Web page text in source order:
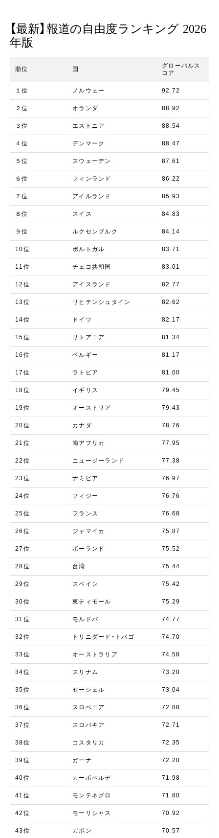
【最新】報道の自由度ランキング 2026
年版
順位 国
グローバルス
コア
１位 ノルウェー 92.72
２位 オランダ 88.92
３位 エストニア 88.54
４位 デンマーク 88.47
５位 スウェーデン 87.61
６位 フィンランド 86.22
７位 アイルランド 85.93
８位 スイス 84.83
９位 ルクセンブルク 84.14
10位 ポルトガル 83.71
11位 チェコ共和国 83.01
12位 アイスランド 82.77
13位 リヒテンシュタイン 82.62
14位 ドイツ 82.17
15位 リトアニア 81.34
16位 ベルギー 81.17
17位 ラトビア 81.00
18位 イギリス 79.45
19位 オーストリア 79.43
20位 カナダ 78.76
21位 南アフリカ 77.95
22位 ニュージーランド 77.38
23位 ナミビア 76.97
24位 フィジー 76.76
25位 フランス 76.68
26位 ジャマイカ 75.87
27位 ポーランド 75.52
28位 台湾 75.44
29位 スペイン 75.42
30位 東ティモール 75.29
31位 モルドバ 74.77
32位 トリニダード・トバゴ 74.70
33位 オーストラリア 74.58
34位 スリナム 73.20
35位 セーシェル 73.04
36位 スロベニア 72.88
37位 スロバキア 72.71
38位 コスタリカ 72.35
39位 ガーナ 72.20
40位 カーボベルデ 71.98
41位 モンテネグロ 71.80
42位 モーリシャス 70.92
43位 ガボン 70.57